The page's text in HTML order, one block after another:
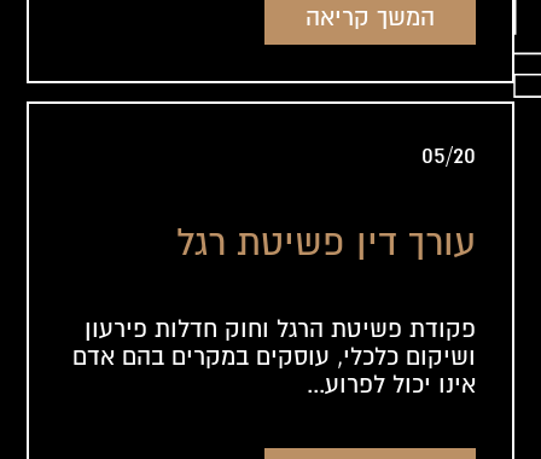
המשך קריאה
05/20
עורך דין פשיטת רגל
פקודת פשיטת הרגל וחוק חדלות פירעון
ושיקום כלכלי, עוסקים במקרים בהם אדם
אינו יכול לפרוע...